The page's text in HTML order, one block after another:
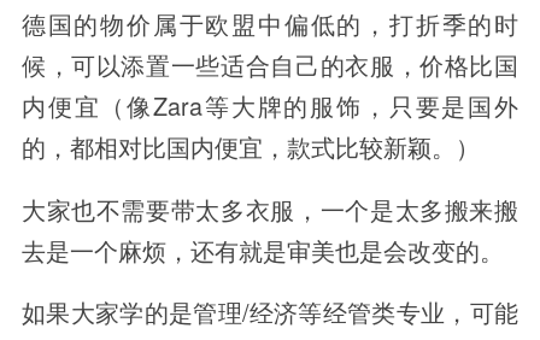
德国的物价属于欧盟中偏低的，打折季的时
候，可以添置一些适合自己的衣服，价格比国
内便宜（像Zara等大牌的服饰，只要是国外
的，都相对比国内便宜，款式比较新颖。）
大家也不需要带太多衣服，一个是太多搬来搬
去是一个麻烦，还有就是审美也是会改变的。
如果大家学的是管理/经济等经管类专业，可能